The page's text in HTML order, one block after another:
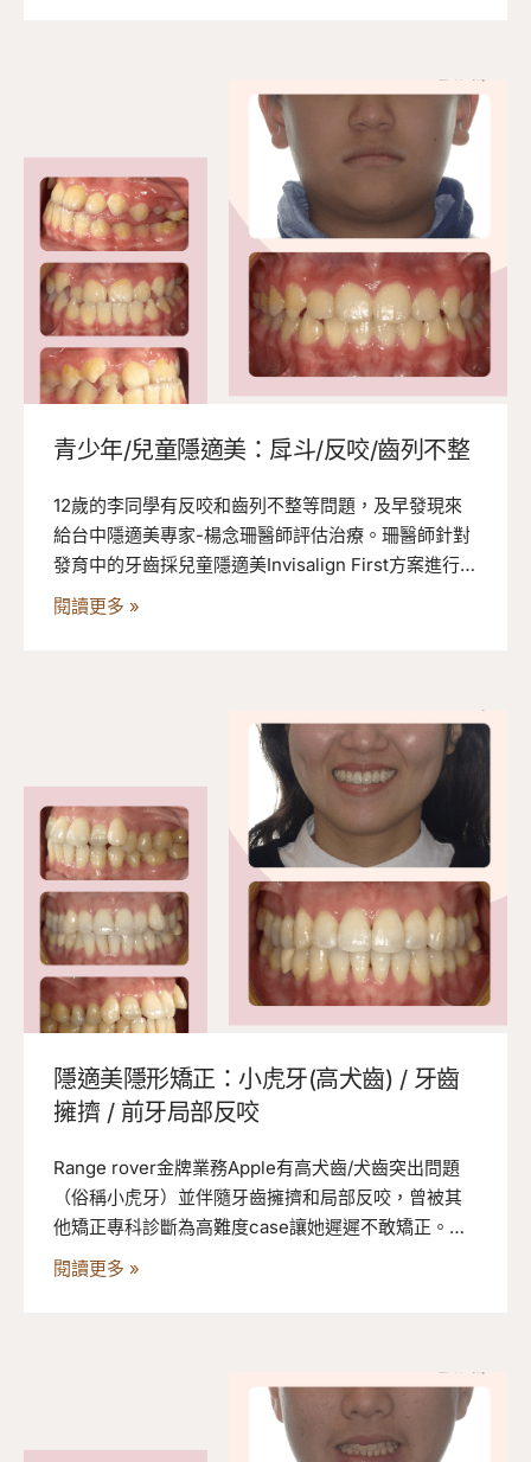
青少年/兒童隱適美：戽斗/反咬/齒列不整
12歲的李同學有反咬和齒列不整等問題，及早發現來
給台中隱適美專家-楊念珊醫師評估治療。珊醫師針對
發育中的牙齒採兒童隱適美Invisalign First方案進行矯
正，效果顯著且快速。
閱讀更多 »
隱適美隱形矯正：小虎牙(高犬齒) / 牙齒
擁擠 / 前牙局部反咬
Range rover金牌業務Apple有高犬齒/犬齒突出問題
（俗稱小虎牙）並伴隨牙齒擁擠和局部反咬，曾被其
他矯正專科診斷為高難度case讓她遲遲不敢矯正。台
中隱適美專家楊念珊醫師採隱形牙套搭配TAD錨定裝
閱讀更多 »